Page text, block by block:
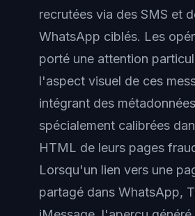
recrutées via des SMS et
WhatsApp ciblés. Les
porté une attention
l'aspect visuel de ces
intégrant des
spécialement calibrées
HTML de leurs pages
Lorsqu'un lien vers une
partagé dans WhatsApp,